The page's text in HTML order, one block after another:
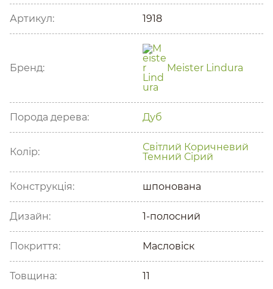
Артикул: 1918
Бренд: Meister Lindura
Порода дерева: Дуб
Колір: Світлий Коричневий
Темний Сірий
Конструкція: шпонована
Дизайн: 1-полосний
Покриття: Масловіск
Товщина: 11